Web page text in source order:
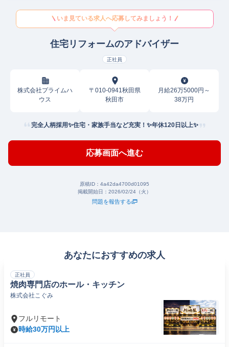
いま見ている求人へ応募してみましょう！
住宅リフォームのアドバイザー
正社員
株式会社プライムハ
ウス
〒010-0941秋田県
秋田市
月給26万5000円～
38万円
完全人柄採用✨住宅・家族手当など充実！✨年休120日以上✨
応募画面へ進む
原稿ID： 4a42da4700d01095
掲載開始日： 2026/02/24（火）
問題を報告する
あなたにおすすめの求人
正社員
焼肉専門店のホール・キッチン
株式会社こぐみ
フルリモート
時給30万円以上